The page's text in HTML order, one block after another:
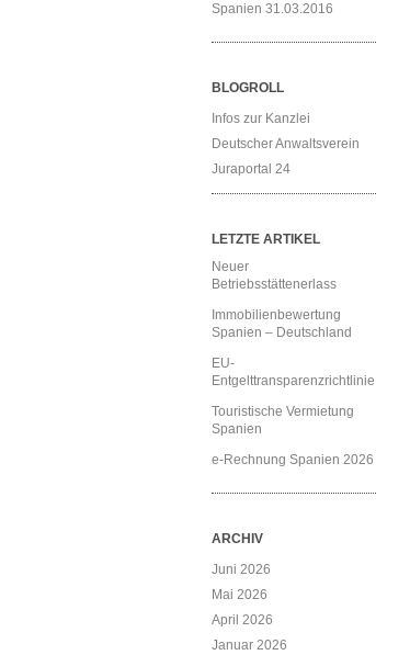
Spanien 31.03.2016
BLOGROLL
Infos zur Kanzlei
Deutscher Anwaltsverein
Juraportal 24
LETZTE ARTIKEL
Neuer
Betriebsstättenerlass
Immobilienbewertung
Spanien – Deutschland
EU-
Entgelttransparenzrichtlinie
Touristische Vermietung
Spanien
e-Rechnung Spanien 2026
ARCHIV
Juni 2026
Mai 2026
April 2026
Januar 2026